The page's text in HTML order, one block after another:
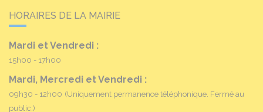
HORAIRES DE LA MAIRIE
Mardi et Vendredi :
15h00 - 17h00
Mardi, Mercredi et Vendredi :
09h30 - 12h00 (Uniquement permanence téléphonique. Fermé au
public.)